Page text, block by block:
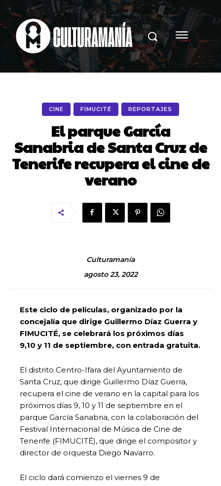
CINE FIMUCITÉ REPORTAJES
El parque García
Sanabria de Santa Cruz de
Tenerife recupera el cine de
verano
Culturamanía
agosto 23, 2022
Este ciclo de películas, organizado por la
concejalía que dirige Guillermo Díaz Guerra y
FIMUCITÉ, se celebrará los próximos días
9,10 y 11 de septiembre, con entrada gratuita.
El distrito Centro-Ifara del Ayuntamiento de
Santa Cruz, que dirige Guillermo Díaz Guerra,
recupera el cine de verano en la capital para los
próximos días 9, 10 y 11 de septiembre en el
parque García Sanabria, con la colaboración del
Festival Internacional de Música de Cine de
Tenerife (FIMUCITÉ), que dirige el compositor y
director de orquesta Diego Navarro.
El ciclo dará comienzo el viernes 9 de